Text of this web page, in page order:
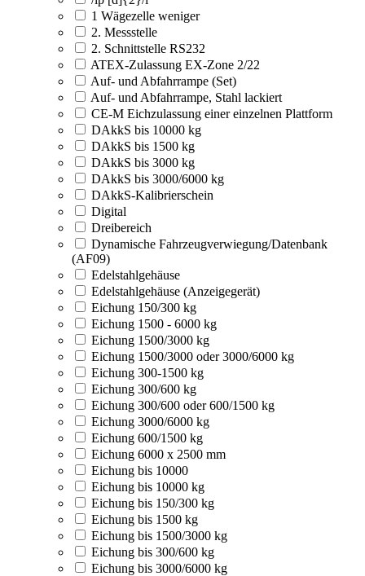
1 Wägezelle weniger
2. Messstelle
2. Schnittstelle RS232
ATEX-Zulassung EX-Zone 2/22
Auf- und Abfahrrampe (Set)
Auf- und Abfahrrampe, Stahl lackiert
CE-M Eichzulassung einer einzelnen Plattform
DAkkS bis 10000 kg
DAkkS bis 1500 kg
DAkkS bis 3000 kg
DAkkS bis 3000/6000 kg
DAkkS-Kalibrierschein
Digital
Dreibereich
Dynamische Fahrzeugverwiegung/Datenbank
(AF09)
Edelstahlgehäuse
Edelstahlgehäuse (Anzeigegerät)
Eichung 150/300 kg
Eichung 1500 - 6000 kg
Eichung 1500/3000 kg
Eichung 1500/3000 oder 3000/6000 kg
Eichung 300-1500 kg
Eichung 300/600 kg
Eichung 300/600 oder 600/1500 kg
Eichung 3000/6000 kg
Eichung 600/1500 kg
Eichung 6000 x 2500 mm
Eichung bis 10000
Eichung bis 10000 kg
Eichung bis 150/300 kg
Eichung bis 1500 kg
Eichung bis 1500/3000 kg
Eichung bis 300/600 kg
Eichung bis 3000/6000 kg